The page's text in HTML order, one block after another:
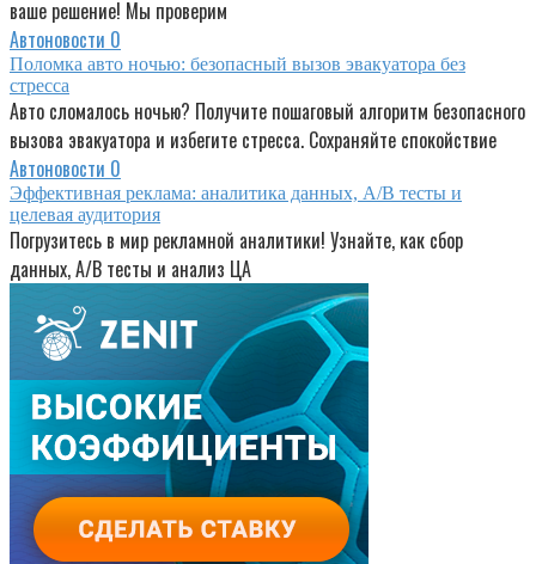
ваше решение! Мы проверим
Автоновости 0
Поломка авто ночью: безопасный вызов эвакуатора без
стресса
Авто сломалось ночью? Получите пошаговый алгоритм безопасного
вызова эвакуатора и избегите стресса. Сохраняйте спокойствие
Автоновости 0
Эффективная реклама: аналитика данных, A/B тесты и
целевая аудитория
Погрузитесь в мир рекламной аналитики! Узнайте, как сбор
данных, A/B тесты и анализ ЦА